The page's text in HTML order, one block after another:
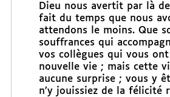
Dieu nous avertit par là
fait du temps que nous
attendons le moins. Que
souffrances qui
vos collègues qui vous
nouvelle vie ; mais cette
aucune surprise ; vous y
n’y jouissiez de la félicité